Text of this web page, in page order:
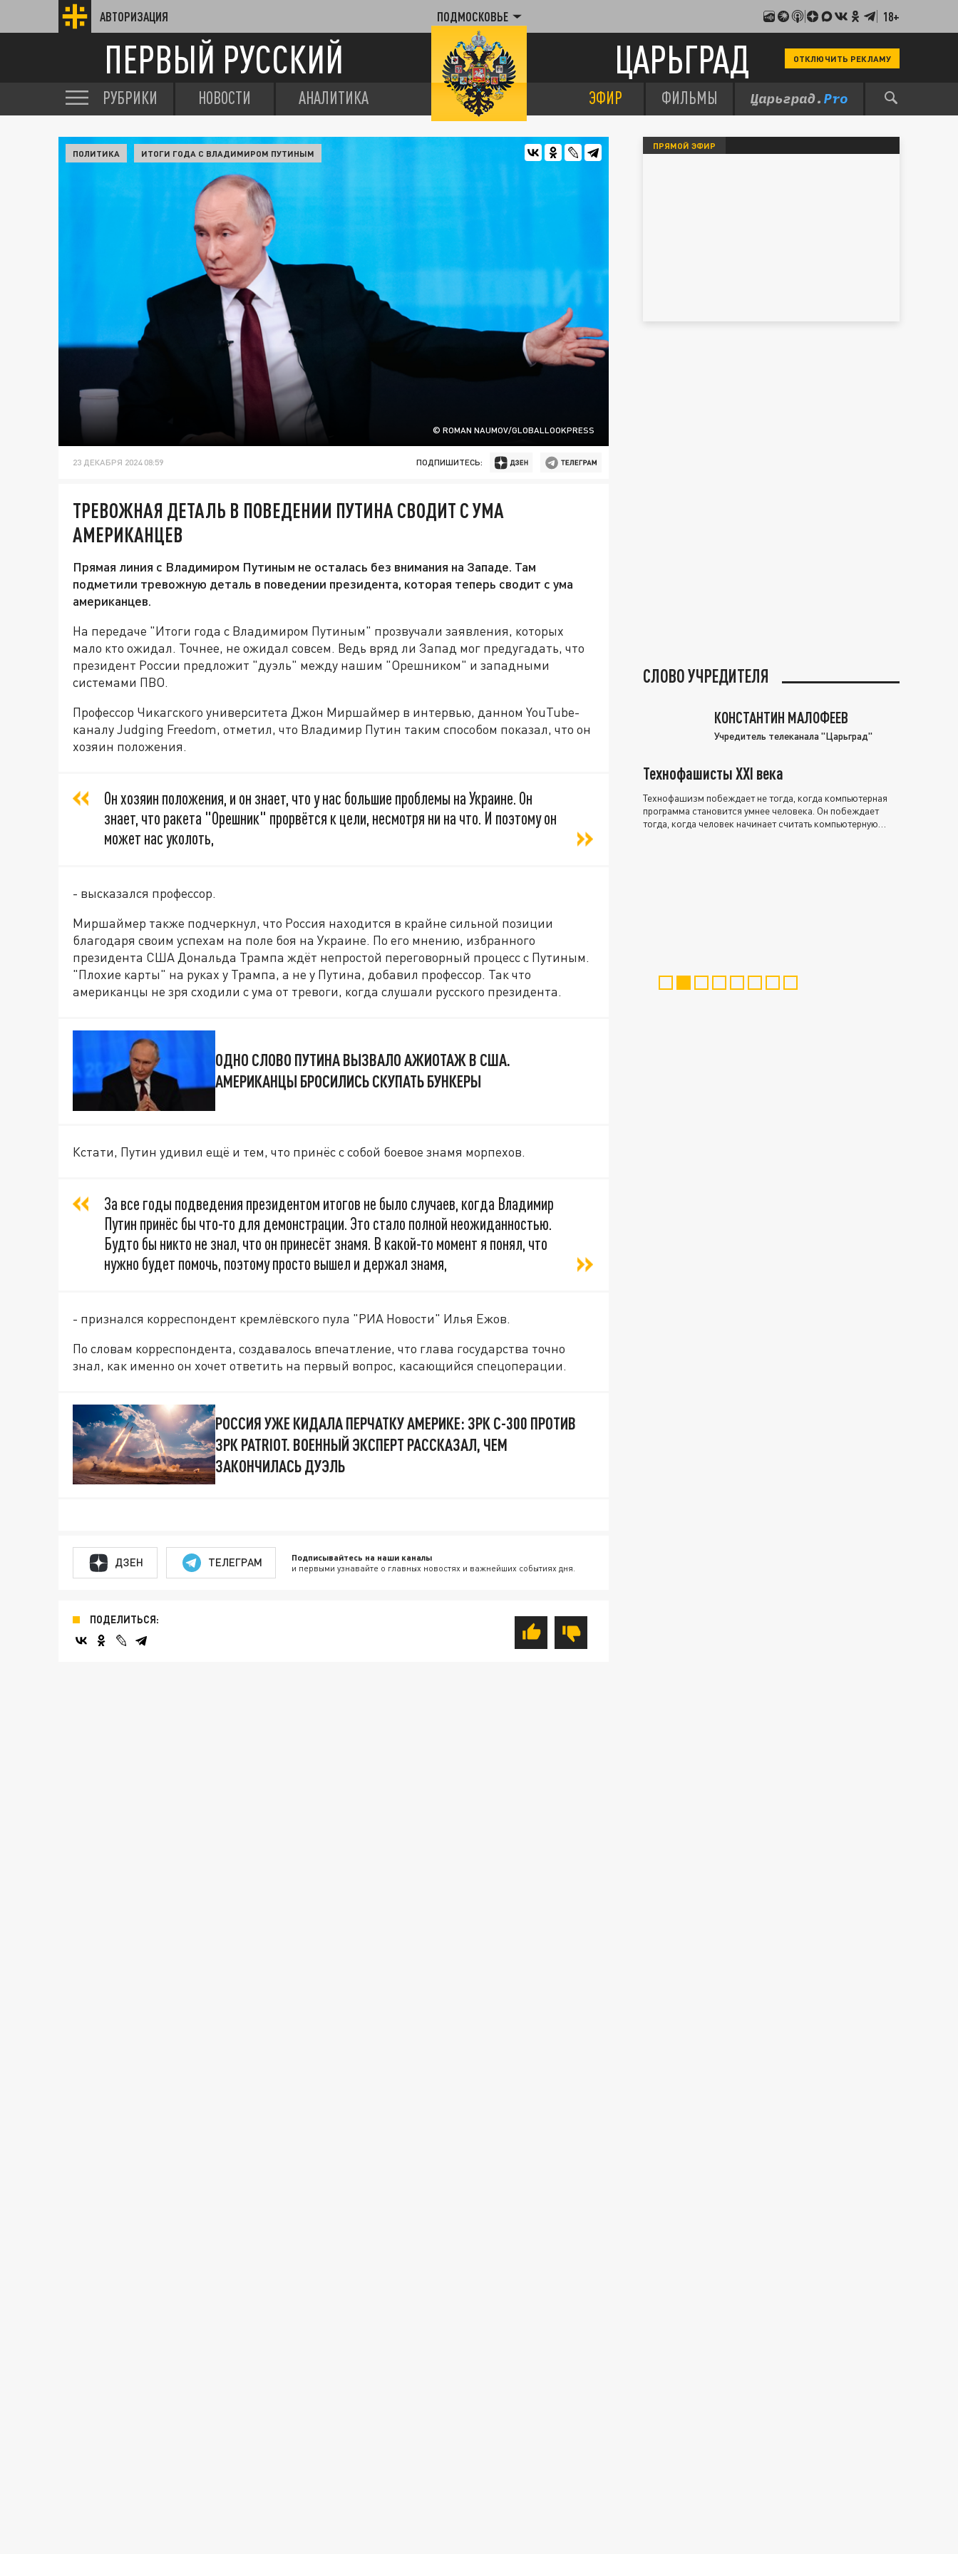
АВТОРИЗАЦИЯ ПОДМОСКОВЬЕ 18+
ПЕРВЫЙ РУССКИЙ ЦАРЬГРАД ОТКЛЮЧИТЬ РЕКЛАМУ
РУБРИКИ НОВОСТИ АНАЛИТИКА ЭФИР ФИЛЬМЫ
© ROMAN NAUMOV/GLOBALLOOKPRESS
ПОЛИТИКА ИТОГИ ГОДА С ВЛАДИМИРОМ ПУТИНЫМ
23 ДЕКАБРЯ 2024 08:59 ПОДПИШИТЕСЬ:
ТРЕВОЖНАЯ ДЕТАЛЬ В ПОВЕДЕНИИ ПУТИНА СВОДИТ С УМА
АМЕРИКАНЦЕВ
Прямая линия с Владимиром Путиным не осталась без внимания на Западе. Там
подметили тревожную деталь в поведении президента, которая теперь сводит с ума
американцев.
На передаче "Итоги года с Владимиром Путиным" прозвучали заявления, которых
мало кто ожидал. Точнее, не ожидал совсем. Ведь вряд ли Запад мог предугадать, что
президент России предложит "дуэль" между нашим "Орешником" и западными
системами ПВО.
Профессор Чикагского университета Джон Миршаймер в интервью, данном YouTube-
каналу Judging Freedom, отметил, что Владимир Путин таким способом показал, что он
хозяин положения.
Он хозяин положения, и он знает, что у нас большие проблемы на Украине. Он
знает, что ракета "Орешник" прорвётся к цели, несмотря ни на что. И поэтому он
может нас уколоть,
- высказался профессор.
Миршаймер также подчеркнул, что Россия находится в крайне сильной позиции
благодаря своим успехам на поле боя на Украине. По его мнению, избранного
президента США Дональда Трампа ждёт непростой переговорный процесс с Путиным.
"Плохие карты" на руках у Трампа, а не у Путина, добавил профессор. Так что
американцы не зря сходили с ума от тревоги, когда слушали русского президента.
ОДНО СЛОВО ПУТИНА ВЫЗВАЛО АЖИОТАЖ В США.
АМЕРИКАНЦЫ БРОСИЛИСЬ СКУПАТЬ БУНКЕРЫ
Кстати, Путин удивил ещё и тем, что принёс с собой боевое знамя морпехов.
За все годы подведения президентом итогов не было случаев, когда Владимир
Путин принёс бы что-то для демонстрации. Это стало полной неожиданностью.
Будто бы никто не знал, что он принесёт знамя. В какой-то момент я понял, что
нужно будет помочь, поэтому просто вышел и держал знамя,
- признался корреспондент кремлёвского пула "РИА Новости" Илья Ежов.
По словам корреспондента, создавалось впечатление, что глава государства точно
знал, как именно он хочет ответить на первый вопрос, касающийся спецоперации.
РОССИЯ УЖЕ КИДАЛА ПЕРЧАТКУ АМЕРИКЕ: ЗРК С-300 ПРОТИВ
ЗРК PATRIOT. ВОЕННЫЙ ЭКСПЕРТ РАССКАЗАЛ, ЧЕМ
ЗАКОНЧИЛАСЬ ДУЭЛЬ
ДЗЕН ТЕЛЕГРАМ Подписывайтесь на наши каналы
и первыми узнавайте о главных новостях и важнейших событиях дня.
ПОДЕЛИТЬСЯ:
ПРЯМОЙ ЭФИР
СЛОВО УЧРЕДИТЕЛЯ
КОНСТАНТИН МАЛОФЕЕВ
Учредитель телеканала "Царьград"
Технофашисты XXI века
Технофашизм побеждает не тогда, когда компьютерная
программа становится умнее человека. Он побеждает
тогда, когда человек начинает считать компьютерную